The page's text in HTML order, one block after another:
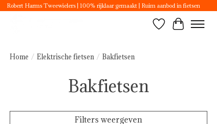
Robert Harms Tweewielers | 100% rijklaar gemaakt | Ruim aanbod in fietsen
Verlanglijst
Home / Elektrische fietsen / Bakfietsen
Bakfietsen
Filters weergeven